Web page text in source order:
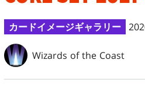
カードイメージギャラリー
Wizards of the Coast